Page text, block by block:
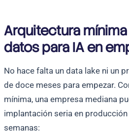
Arquitectura
datos para IA en
No hace falta un data lake ni un
de doce meses para empezar.
mínima, una empresa mediana
implantación seria en
semanas: